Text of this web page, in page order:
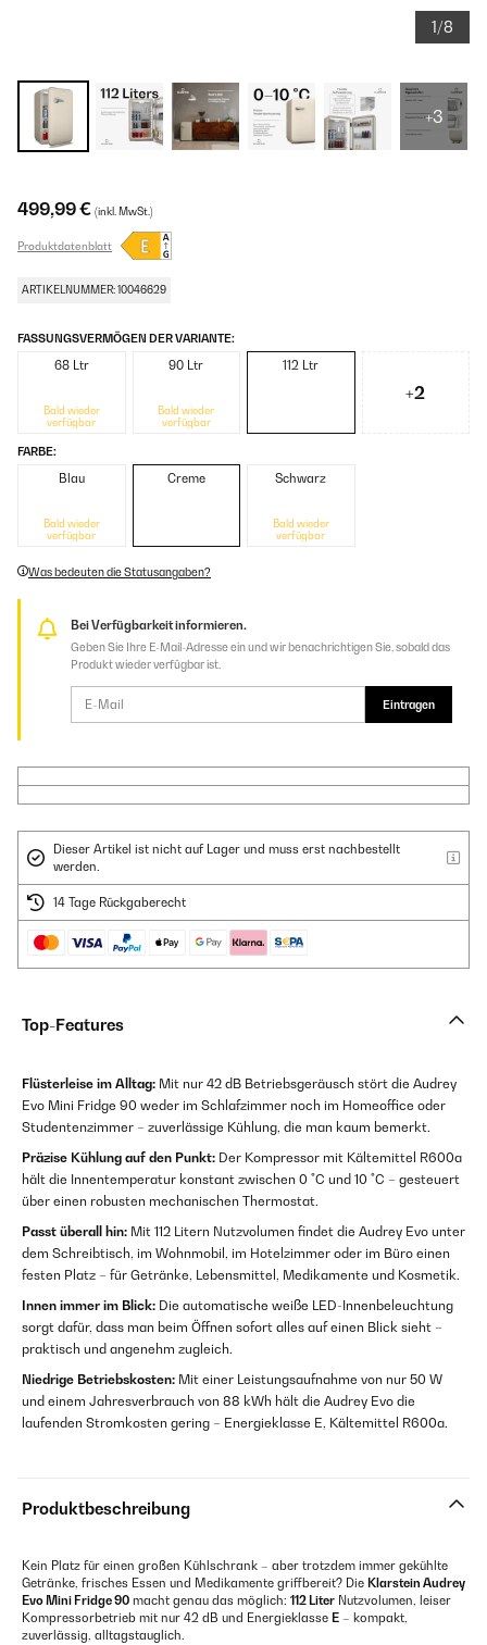
1/8
+3
499,99 € (inkl. MwSt.)
Produktdatenblatt
ARTIKELNUMMER: 10046629
FASSUNGSVERMÖGEN DER VARIANTE:
68 Ltr
Bald wieder
verfügbar
90 Ltr
Bald wieder
verfügbar
112 Ltr
+2
FARBE:
Blau
Bald wieder
verfügbar
Creme Schwarz
Bald wieder
verfügbar
Was bedeuten die Statusangaben?
Bei Verfügbarkeit informieren.
Geben Sie Ihre E-Mail-Adresse ein und wir benachrichtigen Sie, sobald das
Produkt wieder verfügbar ist.
Eintragen
Dieser Artikel ist nicht auf Lager und muss erst nachbestellt
werden.
14 Tage Rückgaberecht
Top-Features
Flüsterleise im Alltag: Mit nur 42 dB Betriebsgeräusch stört die Audrey
Evo Mini Fridge 90 weder im Schlafzimmer noch im Homeoffice oder
Studentenzimmer – zuverlässige Kühlung, die man kaum bemerkt.
Präzise Kühlung auf den Punkt: Der Kompressor mit Kältemittel R600a
hält die Innentemperatur konstant zwischen 0 °C und 10 °C – gesteuert
über einen robusten mechanischen Thermostat.
Passt überall hin: Mit 112 Litern Nutzvolumen findet die Audrey Evo unter
dem Schreibtisch, im Wohnmobil, im Hotelzimmer oder im Büro einen
festen Platz – für Getränke, Lebensmittel, Medikamente und Kosmetik.
Innen immer im Blick: Die automatische weiße LED-Innenbeleuchtung
sorgt dafür, dass man beim Öffnen sofort alles auf einen Blick sieht –
praktisch und angenehm zugleich.
Niedrige Betriebskosten: Mit einer Leistungsaufnahme von nur 50 W
und einem Jahresverbrauch von 88 kWh hält die Audrey Evo die
laufenden Stromkosten gering – Energieklasse E, Kältemittel R600a.
Produktbeschreibung
Kein Platz für einen großen Kühlschrank – aber trotzdem immer gekühlte
Getränke, frisches Essen und Medikamente griffbereit? Die Klarstein Audrey
Evo Mini Fridge 90 macht genau das möglich: 112 Liter Nutzvolumen, leiser
Kompressorbetrieb mit nur 42 dB und Energieklasse E – kompakt,
zuverlässig, alltagstauglich.